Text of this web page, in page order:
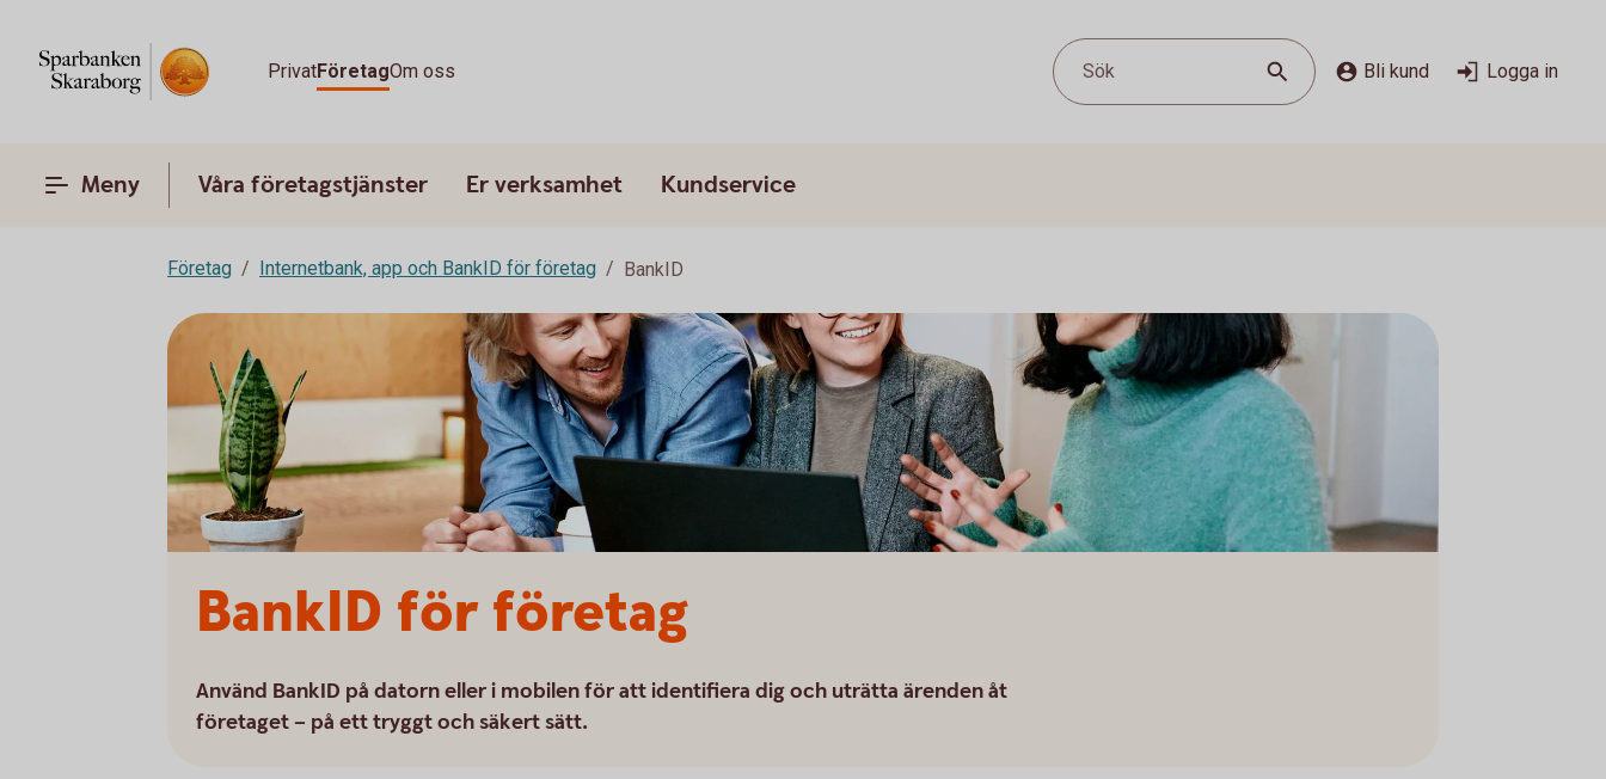
PrivatFöretagOm oss Sök Bli kund Logga in
Meny Våra företagstjänster Er verksamhet Kundservice
Företag Internetbank, app och BankID för företag BankID
BankID för företag
Använd BankID på datorn eller i mobilen för att identifiera dig och uträtta ärenden åt
företaget – på ett tryggt och säkert sätt.